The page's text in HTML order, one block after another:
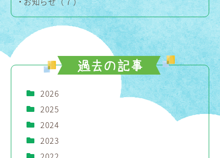
2026
2025
2024
2023